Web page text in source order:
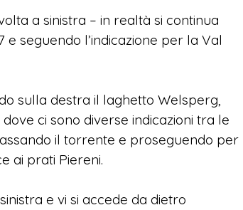
a sinistra – in realtà si continua
seguendo l’indicazione per la Val
sulla destra il laghetto Welsperg,
ci sono diverse indicazioni tra le
il torrente e proseguendo per
ai prati Piereni.
e vi si accede da dietro